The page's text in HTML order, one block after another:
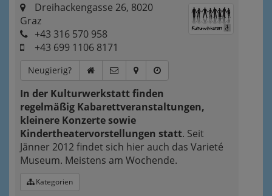
Dreihackengasse 26, 8020
Graz
+43 316 570 958
+43 699 1106 8171
Neugierig?
In der Kulturwerkstatt finden
regelmäßig Kabarettveranstaltungen,
kleinere Konzerte sowie
Kindertheatervorstellungen statt. Seit
Jänner 2012 findet sich hier auch das Varieté
Museum. Meistens am Wochende.
Kategorien